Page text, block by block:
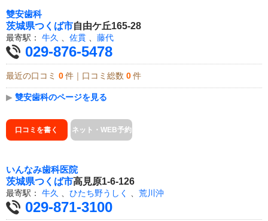
雙安歯科
茨城県つくば市自由ケ丘165-28
最寄駅： 牛久 佐貫 藤代
029-876-5478
最近の口コミ 0 件｜口コミ総数 0 件
▶ 雙安歯科のページを見る
口コミを書く ネット・WEB予約
いんなみ歯科医院
茨城県つくば市高見原1-6-126
最寄駅： 牛久 、 ひたち野うしく 、 荒川沖
029-871-3100